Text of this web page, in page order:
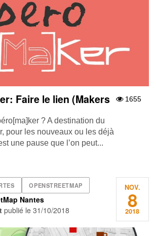
1655
Faire le lien (Makers
? A destination du
pour les nouveaux ou les déjà
une pause que l’on peut...
OPENSTREETMAP
Nantes
publié le31/10/2018
NOV.
8
2018